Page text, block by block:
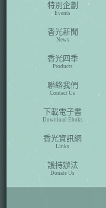
特別企劃
Events
香光新聞
News
香光四季
Products
聯絡我們
Contact Us
下載電子書
Download Eboks
香光資訊網
Links
護持辦法
Donate Us